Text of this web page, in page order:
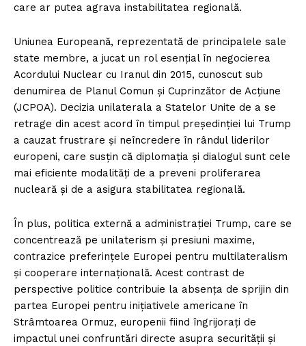
care ar putea agrava instabilitatea regională.
Uniunea Europeană, reprezentată de principalele sale
state membre, a jucat un rol esențial în negocierea
Acordului Nuclear cu Iranul din 2015, cunoscut sub
denumirea de Planul Comun și Cuprinzător de Acțiune
(JCPOA). Decizia unilaterala a Statelor Unite de a se
retrage din acest acord în timpul președinției lui Trump
a cauzat frustrare și neîncredere în rândul liderilor
europeni, care susțin că diplomația și dialogul sunt cele
mai eficiente modalități de a preveni proliferarea
nucleară și de a asigura stabilitatea regională.
În plus, politica externă a administrației Trump, care se
concentrează pe unilaterism și presiuni maxime,
contrazice preferințele Europei pentru multilateralism
și cooperare internațională. Acest contrast de
perspective politice contribuie la absența de sprijin din
partea Europei pentru inițiativele americane în
Strâmtoarea Ormuz, europenii fiind îngrijorați de
impactul unei confruntări directe asupra securității și